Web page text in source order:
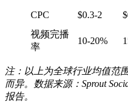
CPC
$0.3-2
视频完播
率
10-20%
注：以上为全球行业均值范
而异。数据来源：Sprout
报告。